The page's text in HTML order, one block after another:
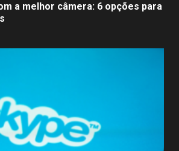
a melhor câmera: 6 opções para